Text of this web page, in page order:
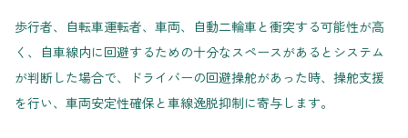
歩行者、自転車運転者、車両、自動二輪車と衝突する可能性が高
く、自車線内に回避するための十分なスペースがあるとシステム
が判断した場合で、ドライバーの回避操舵があった時、操舵支援
を行い、車両安定性確保と車線逸脱抑制に寄与します。